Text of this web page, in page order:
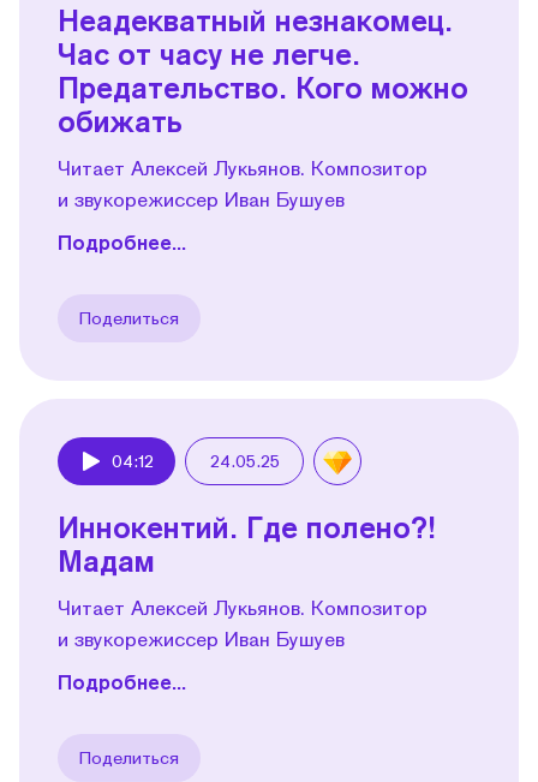
Неадекватный незнакомец.
Час от часу не легче.
Предательство. Кого можно
обижать
Читает Алексей Лукьянов. Композитор
и звукорежиссер Иван Бушуев
Подробнее...
Поделиться
04:12 24.05.25
Иннокентий. Где полено?!
Мадам
Читает Алексей Лукьянов. Композитор
и звукорежиссер Иван Бушуев
Подробнее...
Поделиться